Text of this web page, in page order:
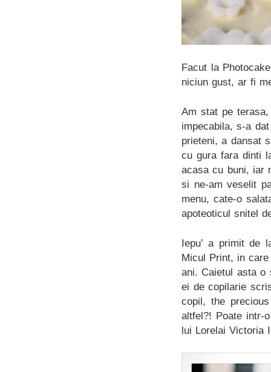
Facut la
niciun gust, ar fi
Am stat pe
impecabila, s-a
prieteni, a dansat
cu gura fara dinti
acasa cu buni, iar
si ne-am veselit
menu, cate-o
apoteoticul snitel
Iepu’ a primit de
Micul Print, in
ani. Caietul asta o
ei de copilarie
copil, the
altfel?! Poate intr-
lui Lorelai Victoria